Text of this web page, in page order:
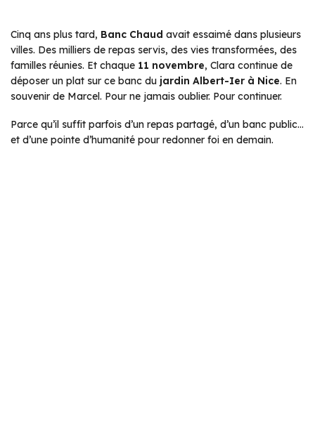
Cinq ans plus tard, Banc Chaud avait essaimé dans plusieurs
villes. Des milliers de repas servis, des vies transformées, des
familles réunies. Et chaque 11 novembre, Clara continue de
déposer un plat sur ce banc du jardin Albert-Ier à Nice. En
souvenir de Marcel. Pour ne jamais oublier. Pour continuer.
Parce qu’il suffit parfois d’un repas partagé, d’un banc public…
et d’une pointe d’humanité pour redonner foi en demain.